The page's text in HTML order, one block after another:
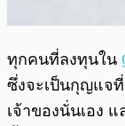
ทุกคนที่ลงทุนใน
ซึ่งจะเป็นกุญแจ
เจ้าของนั่นเอง แ